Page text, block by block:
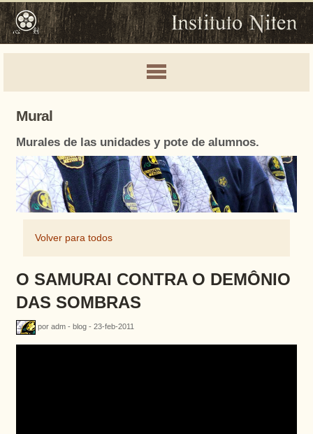
Mural
Murales de las unidades y pote de alumnos.
Volver para todos
O SAMURAI CONTRA O DEMÔNIO
DAS SOMBRAS
por adm - blog - 23-feb-2011